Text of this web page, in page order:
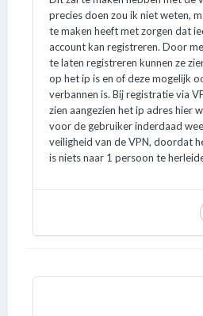
precies doen zou ik niet weten,
te maken heeft met zorgen dat
account kan registreren. Door
te laten registreren kunnen ze
op het ip is en of deze mogelijk
verbannen is. Bij registratie via
zien aangezien het ip adres hier
voor de gebruiker inderdaad
veiligheid van de VPN, doordat
is niets naar 1 persoon te